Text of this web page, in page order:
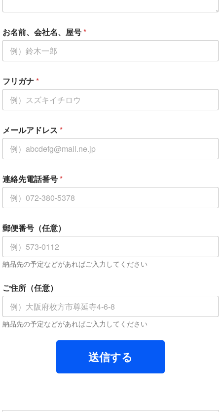
お名前、会社名、屋号*
フリガナ*
メールアドレス *
連
絡
電
番
号
住
所
任
意
連絡先電話番号*
郵便番号（任意）
納品先の予定などがあればご入力してください
ご住所（任意）
納品先の予定などがあればご入力してください
送信する